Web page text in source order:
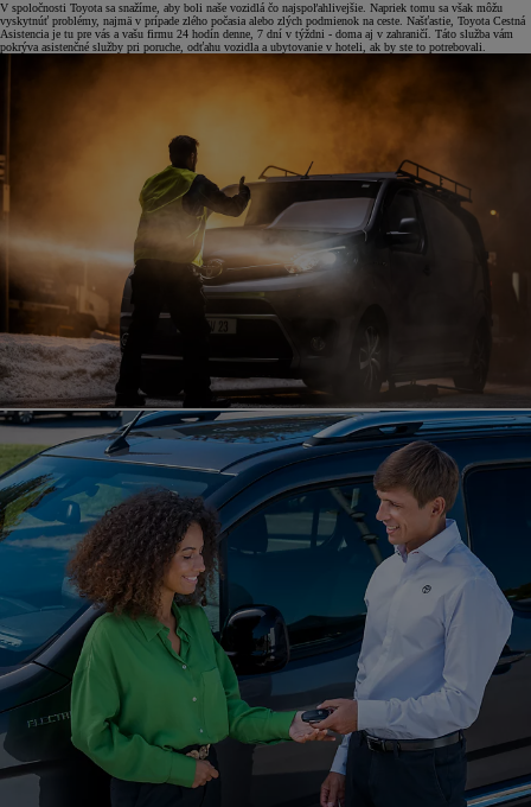
V spoločnosti Toyota sa snažíme, aby boli naše vozidlá čo najspoľahlivejšie. Napriek tomu sa však môžu
vyskytnúť problémy, najmä v prípade zlého počasia alebo zlých podmienok na ceste. Našťastie, Toyota Cestná
Asistencia je tu pre vás a vašu firmu 24 hodín denne, 7 dní v týždni - doma aj v zahraničí. Táto služba vám
pokrýva asistenčné služby pri poruche, odťahu vozidla a ubytovanie v hoteli, ak by ste to potrebovali.